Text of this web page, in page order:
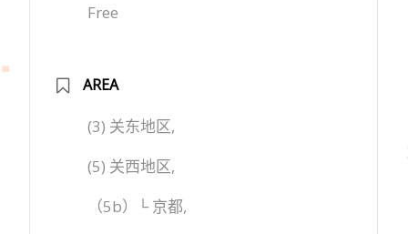
Free
AREA
(3) 关东地区,
(5) 关西地区,
（5b）└ 京都,